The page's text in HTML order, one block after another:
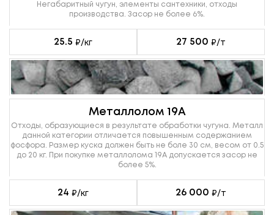
Негабаритный чугун, элементы сантехники, отходы
производства. Засор не более 6%.
25.5 ₽/кг 27 500 ₽/т
Металлолом 19А
Отходы, образующиеся в результате обработки чугуна. Металл
данной категории отличается повышенным содержанием
фосфора. Размер куска должен быть не боле 30 см, весом от 0.5
до 20 кг. При покупке металлолома 19А допускается засор не
более 5%.
24 ₽/кг 26 000 ₽/т